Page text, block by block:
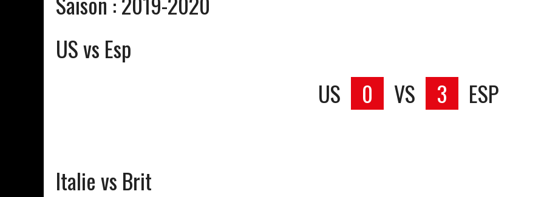
US vs Esp
US
0 VS 3 ESP
Italie vs Brit